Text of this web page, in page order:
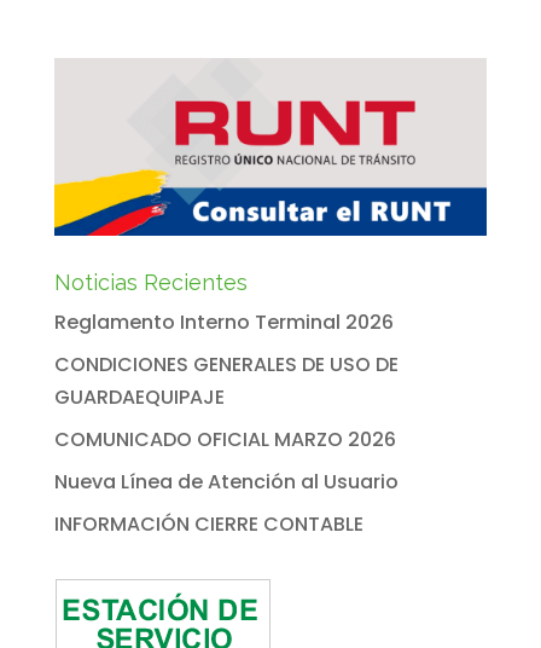
Noticias Recientes
Reglamento Interno Terminal 2026
CONDICIONES GENERALES DE USO DE
GUARDAEQUIPAJE
COMUNICADO OFICIAL MARZO 2026
Nueva Línea de Atención al Usuario
INFORMACIÓN CIERRE CONTABLE